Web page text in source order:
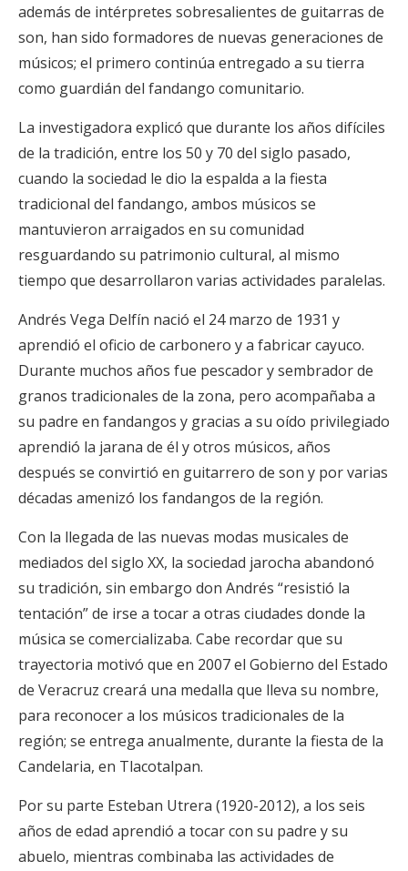
además de intérpretes sobresalientes de guitarras de
son, han sido formadores de nuevas generaciones de
músicos; el primero continúa entregado a su tierra
como guardián del fandango comunitario.
La investigadora explicó que durante los años difíciles
de la tradición, entre los 50 y 70 del siglo pasado,
cuando la sociedad le dio la espalda a la fiesta
tradicional del fandango, ambos músicos se
mantuvieron arraigados en su comunidad
resguardando su patrimonio cultural, al mismo
tiempo que desarrollaron varias actividades paralelas.
Andrés Vega Delfín nació el 24 marzo de 1931 y
aprendió el oficio de carbonero y a fabricar cayuco.
Durante muchos años fue pescador y sembrador de
granos tradicionales de la zona, pero acompañaba a
su padre en fandangos y gracias a su oído privilegiado
aprendió la jarana de él y otros músicos, años
después se convirtió en guitarrero de son y por varias
décadas amenizó los fandangos de la región.
Con la llegada de las nuevas modas musicales de
mediados del siglo XX, la sociedad jarocha abandonó
su tradición, sin embargo don Andrés “resistió la
tentación” de irse a tocar a otras ciudades donde la
música se comercializaba. Cabe recordar que su
trayectoria motivó que en 2007 el Gobierno del Estado
de Veracruz creará una medalla que lleva su nombre,
para reconocer a los músicos tradicionales de la
región; se entrega anualmente, durante la fiesta de la
Candelaria, en Tlacotalpan.
Por su parte Esteban Utrera (1920-2012), a los seis
años de edad aprendió a tocar con su padre y su
abuelo, mientras combinaba las actividades de